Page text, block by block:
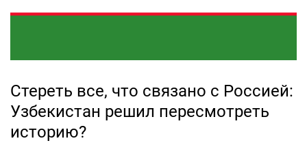
Стереть все, что связано с Россией:
Узбекистан решил пересмотреть
историю?